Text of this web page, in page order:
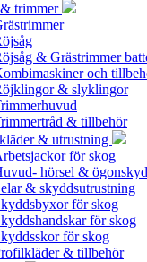
trimmer
& Grästrimmer
och
& slyklingor
& tillbehör
& utrustning
för skog
hörsel &
& skyddsutrustning
för skog
för skog
för skog
& tillbehör